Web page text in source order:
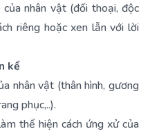
nhân vật (đối thoại, độc
riêng hoặc xen lẫn với lời
kể
nhân vật (thân hình, gương
phục,..).
thể hiện cách ứng xử của